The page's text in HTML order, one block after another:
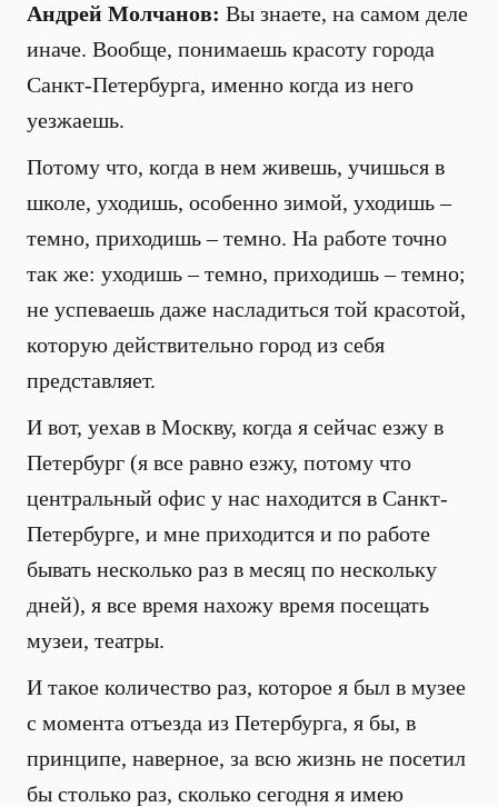
Андрей Молчанов: Вы знаете, на самом деле
иначе. Вообще, понимаешь красоту города
Санкт-Петербурга, именно когда из него
уезжаешь.
Потому что, когда в нем живешь, учишься в
школе, уходишь, особенно зимой, уходишь –
темно, приходишь – темно. На работе точно
так же: уходишь – темно, приходишь – темно;
не успеваешь даже насладиться той красотой,
которую действительно город из себя
представляет.
И вот, уехав в Москву, когда я сейчас езжу в
Петербург (я все равно езжу, потому что
центральный офис у нас находится в Санкт-
Петербурге, и мне приходится и по работе
бывать несколько раз в месяц по нескольку
дней), я все время нахожу время посещать
музеи, театры.
И такое количество раз, которое я был в музее
с момента отъезда из Петербурга, я бы, в
принципе, наверное, за всю жизнь не посетил
бы столько раз, сколько сегодня я имею